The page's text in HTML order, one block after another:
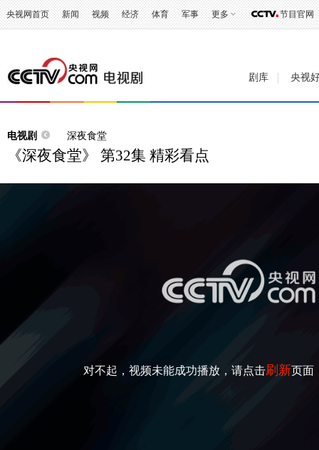
央视网首页 新闻 视频 经济 体育 军事 更多 节目官网
剧库 央视
电视剧 深夜食堂
《深夜食堂》 第32集 精彩看点
对不起，视频未能成功播放，请点击刷新页面